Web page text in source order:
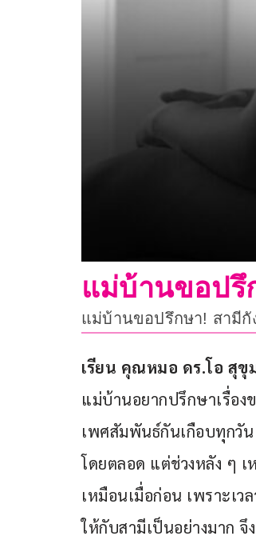
แม่บ้านขอปรึ
แม่บ้านขอปรึกษา! สามี
เรียน คุณหมอ ดร.โอ สุ
แม่บ้านอยากปรึกษาเรื่อง
เพศสัมพันธ์กันเกือบทุกวัน
โดยตลอด แต่ช่วงหลัง ๆ เ
เหมือนเมื่อก่อน เพราะเว
ให้กับสามีเป็นอย่างมาก จึ